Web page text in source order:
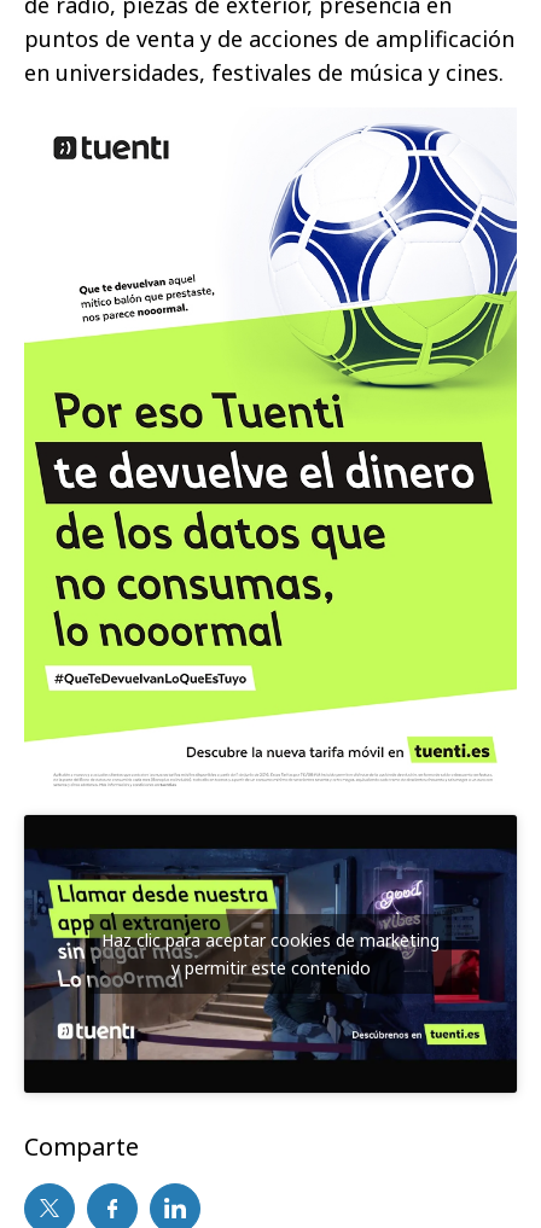
puntos de venta y de acciones de amplificación
en universidades, festivales de música y cines.
Haz clic para aceptar cookies de marketing
y permitir este contenido
Comparte